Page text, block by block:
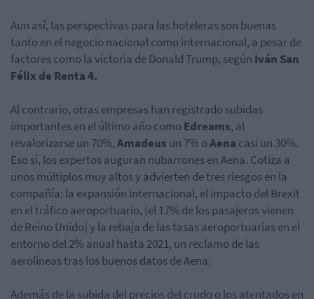
Aun así, las perspectivas para las hoteleras son buenas
tanto en el negocio nacional como internacional, a pesar de
factores como la victoria de Donald Trump, según Iván San
Félix de Renta 4.
Al contrario, otras empresas han registrado subidas
importantes en el último año como Edreams, al
revalorizarse un 70%,Amadeus un 7% oAena casi un 30%.
Eso sí, los expertos auguran nubarrones en Aena. Cotiza a
unos múltiplos muy altos y advierten de tres riesgos en la
compañía: la expansión internacional, el impacto del Brexit
en el tráfico aeroportuario, (el 17% de los pasajeros vienen
de Reino Unido) y la rebaja de las tasas aeroportuarias en el
entorno del 2% anual hasta 2021, un reclamo de las
aerolíneas tras los buenos datos de Aena.
Además de la subida del precios del crudo o los atentados en